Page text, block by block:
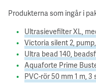
Produkterna som ingår i
Ultrasievefilter XL,
Victoria silent 2,
Ultra bead 140,
Aquaforte Prime
PVC-rör 50 mm 1 m, 3